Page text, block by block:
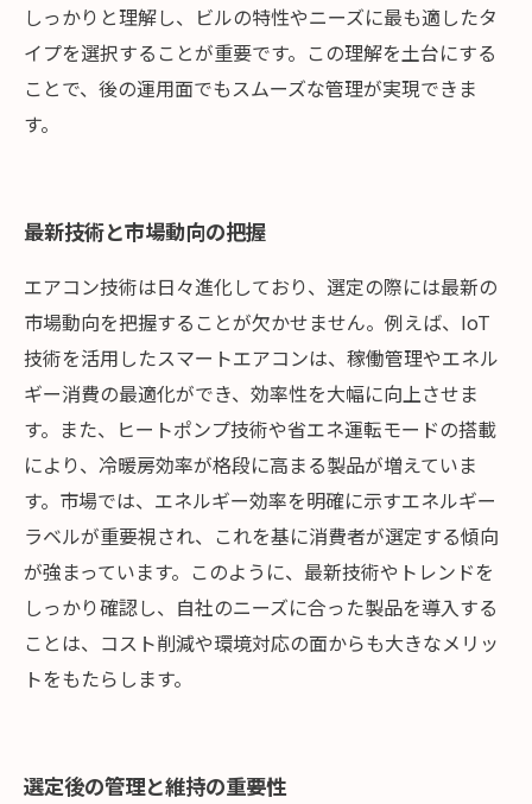
しっかりと理解し、ビルの特性やニーズに最も適したタ
イプを選択することが重要です。この理解を土台にする
ことで、後の運用面でもスムーズな管理が実現できま
す。
最新技術と市場動向の把握
エアコン技術は日々進化しており、選定の際には最新の
市場動向を把握することが欠かせません。例えば、IoT
技術を活用したスマートエアコンは、稼働管理やエネル
ギー消費の最適化ができ、効率性を大幅に向上させま
す。また、ヒートポンプ技術や省エネ運転モードの搭載
により、冷暖房効率が格段に高まる製品が増えていま
す。市場では、エネルギー効率を明確に示すエネルギー
ラベルが重要視され、これを基に消費者が選定する傾向
が強まっています。このように、最新技術やトレンドを
しっかり確認し、自社のニーズに合った製品を導入する
ことは、コスト削減や環境対応の面からも大きなメリッ
トをもたらします。
選定後の管理と維持の重要性